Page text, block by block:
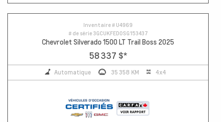
Inventaire # U4969
# de série3GCUKFED0SG153437
Chevrolet Silverado 1500 LT Trail Boss 2025
58 337 $*
Automatique 35 358 KM 4x4